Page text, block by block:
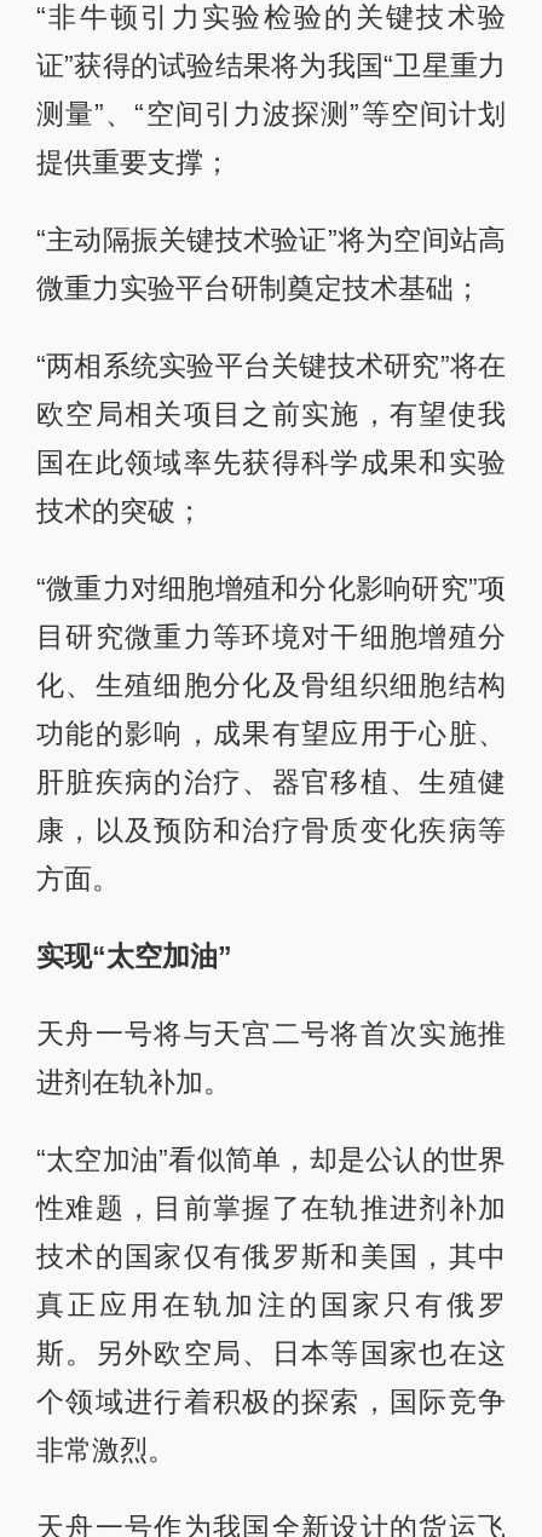
“非牛顿引力实验检验的关键技术验
证”获得的试验结果将为我国“卫星重力
测量”、“空间引力波探测”等空间计划
提供重要支撑；
“主动隔振关键技术验证”将为空间站高
微重力实验平台研制奠定技术基础；
“两相系统实验平台关键技术研究”将在
欧空局相关项目之前实施，有望使我
国在此领域率先获得科学成果和实验
技术的突破；
“微重力对细胞增殖和分化影响研究”项
目研究微重力等环境对干细胞增殖分
化、生殖细胞分化及骨组织细胞结构
功能的影响，成果有望应用于心脏、
肝脏疾病的治疗、器官移植、生殖健
康，以及预防和治疗骨质变化疾病等
方面。
实现“太空加油”
天舟一号将与天宫二号将首次实施推
进剂在轨补加。
“太空加油”看似简单，却是公认的世界
性难题，目前掌握了在轨推进剂补加
技术的国家仅有俄罗斯和美国，其中
真正应用在轨加注的国家只有俄罗
斯。另外欧空局、日本等国家也在这
个领域进行着积极的探索，国际竞争
非常激烈。
天舟一号作为我国全新设计的货运飞